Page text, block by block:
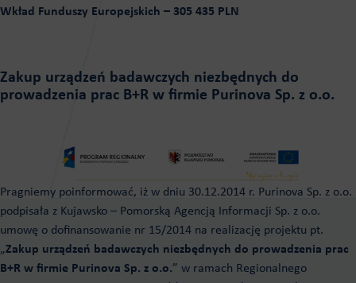
Wkład Funduszy Europejskich – 305 435 PLN
Zakup urządzeń badawczych niezbędnych do
prowadzenia prac B+R w firmie Purinova Sp. z o.o.
Pragniemy poinformować, iż w dniu 30.12.2014 r. Purinova Sp. z o.o.
podpisała z Kujawsko – Pomorską Agencją Informacji Sp. z o.o.
umowę o dofinansowanie nr 15/2014 na realizację projektu pt.
„Zakup urządzeń badawczych niezbędnych do prowadzenia prac
B+R w firmie Purinova Sp. z o.o.” w ramach Regionalnego